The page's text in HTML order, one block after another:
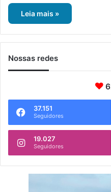
Leia mais »
Nossas redes
37.151
Seguidores
19.027
Seguidores